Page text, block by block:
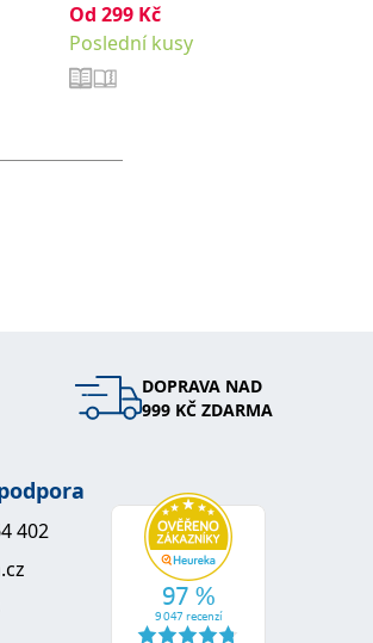
Od 299 Kč
Poslední kusy
DOPRAVA NAD
999 KČ ZDARMA
402